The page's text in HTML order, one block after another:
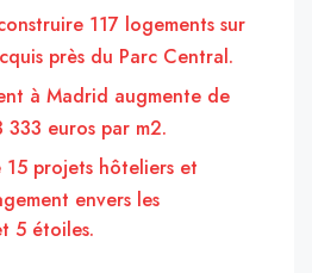
117 logements sur
près du Parc Central.
à Madrid augmente de
euros par m2.
15 projets hôteliers et
envers les
5 étoiles.